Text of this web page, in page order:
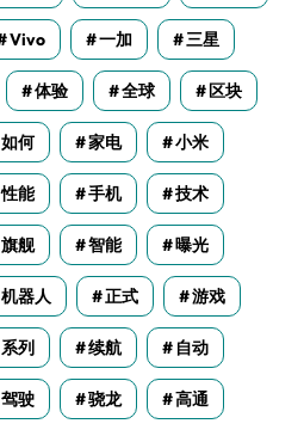
Vivo 一加 三星
体验 全球 区块
如何 家电 小米
性能 手机 技术
旗舰 智能 曝光
机器人 正式 游戏
系列 续航 自动
驾驶 骁龙 高通